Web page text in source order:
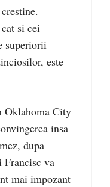
si cei
superiorii
este
Oklahoma City
insa
dupa
Francisc va
mai impozant